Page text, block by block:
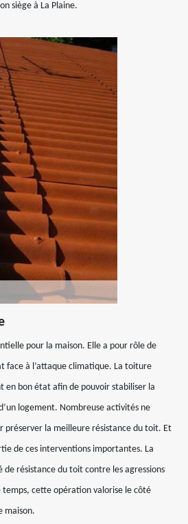
siège à La Plaine.
pour la maison. Elle a pour rôle de
face à l’attaque climatique. La toiture
bon état afin de pouvoir stabiliser la
logement. Nombreuse activités ne
préserver la meilleure résistance du toit. Et
de ces interventions importantes. La
résistance du toit contre les agressions
temps, cette opération valorise le côté
maison.